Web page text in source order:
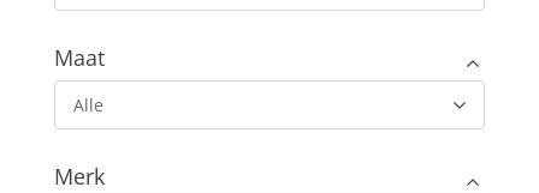
Maat
Alle
Merk